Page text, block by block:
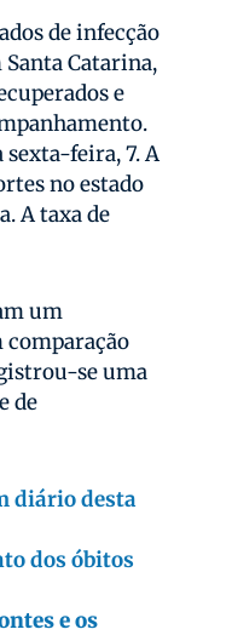
de infecção
Catarina,
e
sexta-feira, 7. A
no estado
A taxa de
um
comparação
se uma
de
diário desta
dos óbitos
e os